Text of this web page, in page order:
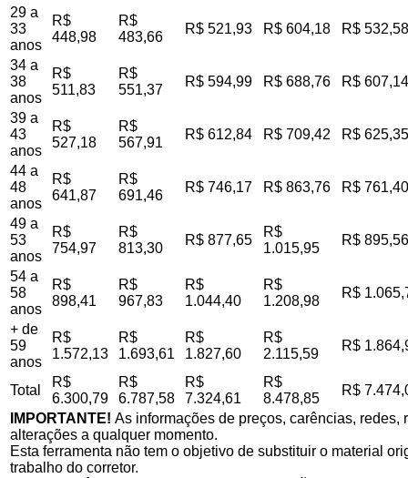
29 a
33
anos
R$
448,98
R$
483,66
R$ 521,93 R$ 604,18 R$ 532,58
34 a
38
anos
R$
511,83
R$
551,37
R$ 594,99 R$ 688,76 R$ 607,14
39 a
43
anos
R$
527,18
R$
567,91
R$ 612,84 R$ 709,42 R$ 625,35
44 a
48
anos
R$
641,87
R$
691,46
R$ 746,17 R$ 863,76 R$ 761,40
49 a
53
anos
R$
754,97
R$
813,30
R$ 877,65
R$
1.015,95
R$ 895,56
54 a
58
anos
R$
898,41
R$
967,83
R$
1.044,40
R$
1.208,98
R$
+ de
59
anos
R$
1.572,13
R$
1.693,61
R$
1.827,60
R$
2.115,59
R$
Total
R$
6.300,79
R$
6.787,58
R$
7.324,61
R$
8.478,85
R$
IMPORTANTE! As informações de preços, carências,
alterações a qualquer momento.
Esta ferramenta não tem o objetivo de substituir o material
trabalho do corretor.